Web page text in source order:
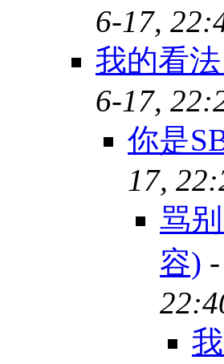
6-17,
我的看
6-17,
你是
17,
骂
容)